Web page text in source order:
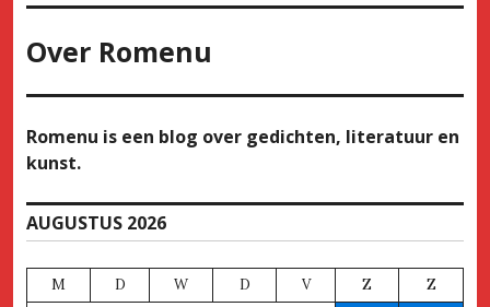
Over Romenu
Romenu is een blog over gedichten, literatuur en
kunst.
AUGUSTUS 2026
M D W D V Z
Z